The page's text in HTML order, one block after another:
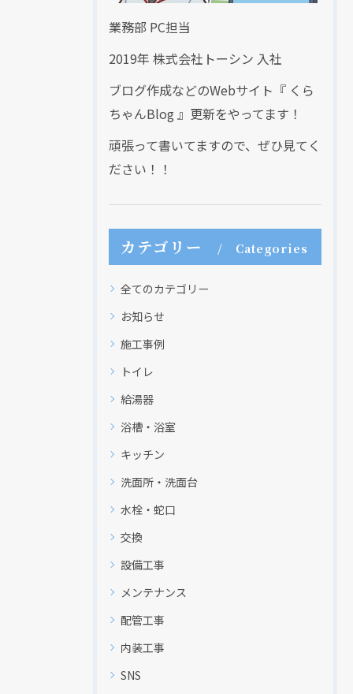
業務部 PC担当
2019年 株式会社トーシン 入社
ブログ作成などのWebサイト『 くら
ちゃんBlog 』更新をやってます！
頑張って書いてますので、ぜひ見てく
ださい！！
カテゴリー Categories
全てのカテゴリー
お知らせ
施工事例
トイレ
給湯器
浴槽・浴室
キッチン
洗面所・洗面台
水栓・蛇口
交換
設備工事
メンテナンス
配管工事
内装工事
SNS